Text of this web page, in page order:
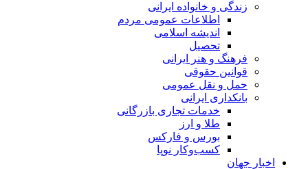
زندگی و خانواده ایرانی
اطلاعات عمومی مردم
اندیشه اسلامی
تحصیل
فرهنگ و هنر ایرانی
قوانین حقوقی
حمل و نقل عمومی
بانکداری ایرانی
خدمات تجاری بازرگانی
طلا و ارز
بورس و فارکس
کسب‌وکار نوپا
اخبار جهان